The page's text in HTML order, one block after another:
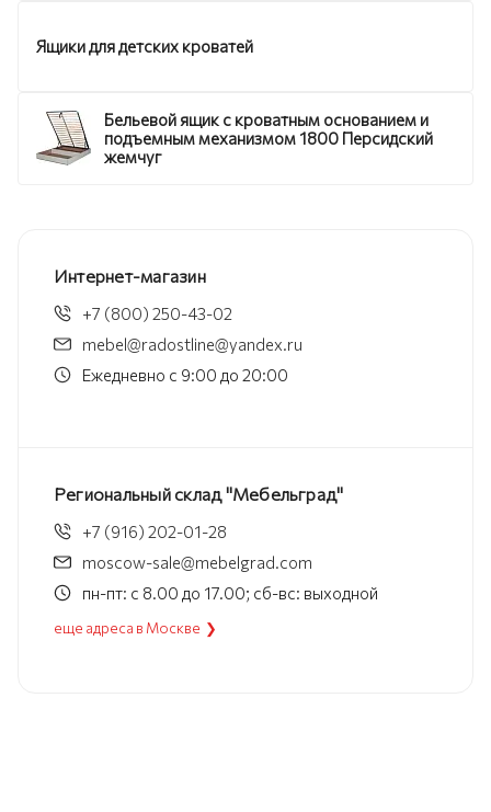
Ящики для детских кроватей
Бельевой ящик с кроватным основанием и
подъемным механизмом 1800 Персидский
жемчуг
Интернет-магазин
+7 (800) 250-43-02
mebel@radostline@yandex.ru
Ежедневно с 9:00 до 20:00
Региональный склад "Мебельград"
+7 (916) 202-01-28
moscow-sale@mebelgrad.com
пн-пт: с 8.00 до 17.00; сб-вс: выходной
еще адреса в Москве ❯